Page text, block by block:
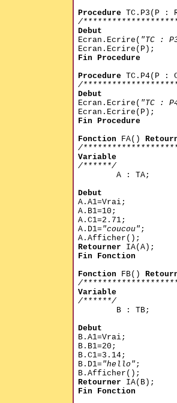
ProcedureTC.P3(P :
/
Debut
Ecran.Ecrire( "TC :
Ecran.Ecrire(P);
Fin Procedure
ProcedureTC.P4(P :
/
Debut
Ecran.Ecrire( "TC :
Ecran.Ecrire(P);
Fin Procedure
Fonction FA()
/
Variable
/******/
A : TA;
Debut
A.A1=Vrai;
A.B1=10;
A.C1=2.71;
A.D1= "coucou" ;
A.Afficher();
Retourner IA(A);
Fin Fonction
Fonction FB()
/
Variable
/******/
B : TB;
Debut
B.A1=Vrai;
B.B1=20;
B.C1=3.14;
B.D1= "hello" ;
B.Afficher();
Retourner IA(B);
Fin Fonction